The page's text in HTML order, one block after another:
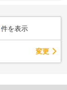
件を表示
変更